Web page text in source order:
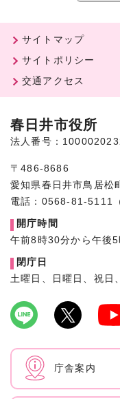
サイトマップ
サイトポリシー
交通アクセス
春日井市役所
法人番号：
〒486-8686
愛知県春日井市鳥居松
電話：0568-81-5111
開庁時間
午前8時30分から午後
閉庁日
土曜日、日曜日、祝日
庁舎案内